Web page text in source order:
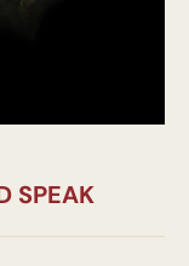
SPEAK